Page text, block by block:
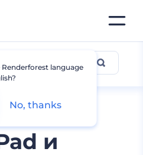
и
language
No, thanks